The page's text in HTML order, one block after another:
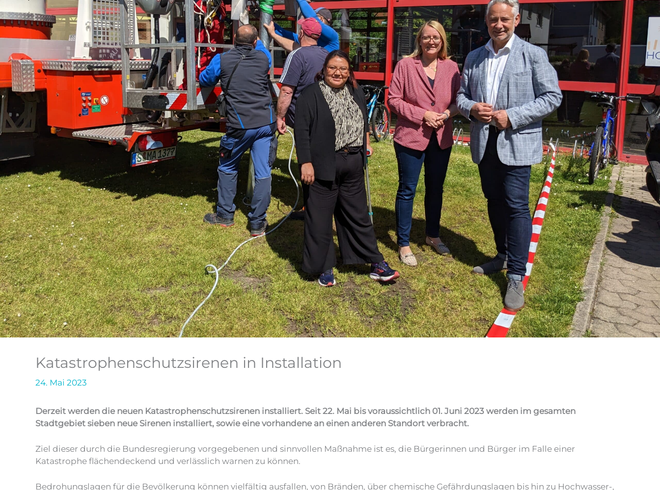
Katastrophenschutzsirenen in Installation
24. Mai 2023
Derzeit werden die neuen Katastrophenschutzsirenen installiert. Seit 22. Mai bis voraussichtlich 01. Juni 2023 werden im gesamten
Stadtgebiet sieben neue Sirenen installiert, sowie eine vorhandene an einen anderen Standort verbracht.
Ziel dieser durch die Bundesregierung vorgegebenen und sinnvollen Maßnahme ist es, die Bürgerinnen und Bürger im Falle einer
Katastrophe flächendeckend und verlässlich warnen zu können.
Bedrohungslagen für die Bevölkerung können vielfältig ausfallen, von Bränden, über chemische Gefährdungslagen bis hin zu Hochwasser-,